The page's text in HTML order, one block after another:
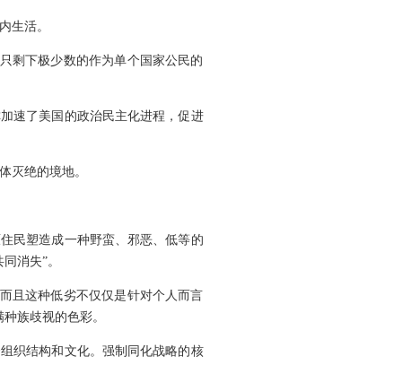
生活。
剩下极少数的作为单个国家公民的
速了美国的政治民主化进程，促进
灭绝的境地。
民塑造成一种野蛮、邪恶、低等的
消失”。
且这种低劣不仅仅是针对个人而言
族歧视的色彩。
织结构和文化。强制同化战略的核